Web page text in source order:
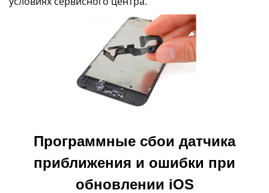
Программные сбои датчика
приближения и ошибки при
обновлении iOS